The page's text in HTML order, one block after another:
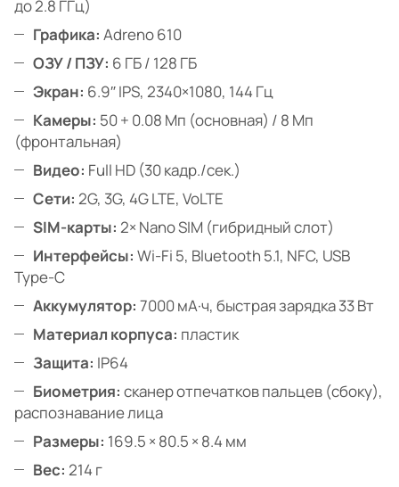
до 2.8 ГГц)
Графика: Adreno 610
ОЗУ / ПЗУ: 6 ГБ / 128 ГБ
Экран: 6.9″ IPS, 2340×1080, 144 Гц
Камеры: 50 + 0.08 Мп (основная) / 8 Мп
(фронтальная)
Видео: Full HD (30 кадр./сек.)
Сети: 2G, 3G, 4G LTE, VoLTE
SIM-карты: 2× Nano SIM (гибридный слот)
Интерфейсы: Wi-Fi 5, Bluetooth 5.1, NFC, USB
Type-C
Аккумулятор: 7000 мА·ч, быстрая зарядка 33 Вт
Материал корпуса: пластик
Защита: IP64
Биометрия: сканер отпечатков пальцев (сбоку),
распознавание лица
Размеры: 169.5 × 80.5 × 8.4 мм
Вес: 214 г